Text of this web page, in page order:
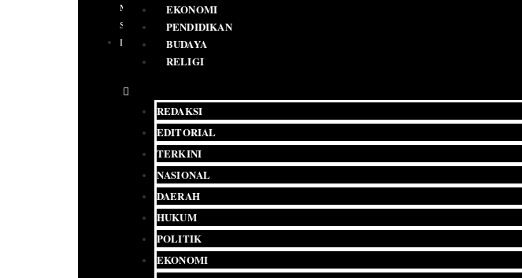
MEDIA
SIBER
IKLAN
EKONOMI
PENDIDIKAN
BUDAYA
RELIGI
REDAKSI
EDITORIAL
TERKINI
NASIONAL
DAERAH
HUKUM
POLITIK
EKONOMI